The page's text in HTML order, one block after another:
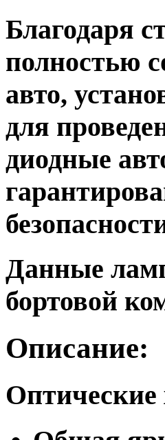
Благодаря
полностью
авто,
для
диодные
Данные
бортовой
Описание:
Оптические